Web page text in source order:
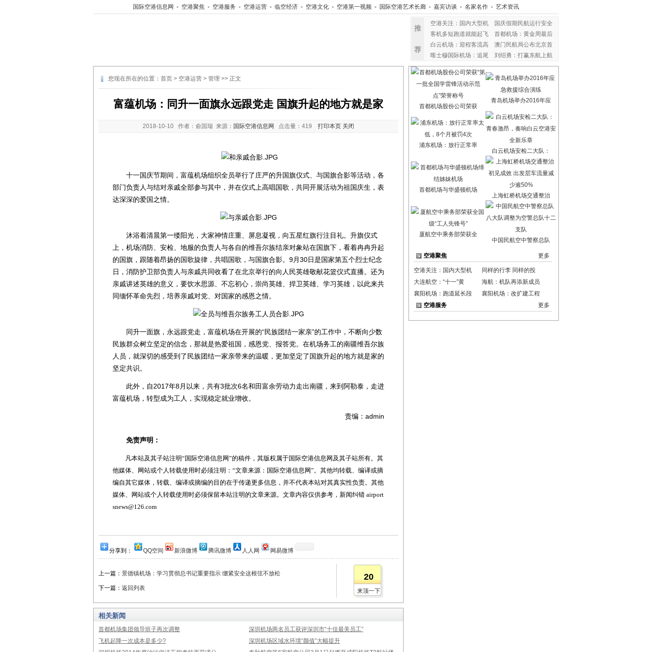
国际空港信息网 - 空港聚焦 - 空港服务 - 空港运营 - 临空经济 - 空港文化 - 空港第一视频 - 国际空港艺术长廊 - 嘉宾访谈 - 名家名作 - 艺术资讯
推
荐
空港关注：国内大型机
国庆假期民航运行安全
客机多短跑道就能起飞
首都机场：黄金周最后
白云机场：迎程客流高
澳门民航局公布北京首
喀士穆国际机场：追尾
刘绍勇：打赢东航上航
您现在所在的位置： 首页 > 空港运营 > 管理 >> 正文
富蕴机场：同升一面旗永远跟党走 国旗升起的地方就是家
2018-10-10 作者：俞国瑞 来源： 国际空港信息网 点击量： 419 打印本页 关闭
十一国庆节期间，富蕴机场组织全员举行了庄严的升国旗仪式、与国旗合影等活动，各
部门负责人与结对亲戚全部参与其中，并在仪式上高唱国歌，共同开展活动为祖国庆生，表
达深深的爱国之情。
沐浴着清晨第一缕阳光，大家神情庄重、屏息凝视，向五星红旗行注目礼。升旗仪式
上，机场消防、安检、地服的负责人与各自的维吾尔族结亲对象站在国旗下，看着冉冉升起
的国旗，跟随着昂扬的国歌旋律，共唱国歌，与国旗合影。9月30日是国家第五个烈士纪念
日，消防护卫部负责人与亲戚共同收看了在北京举行的向人民英雄敬献花篮仪式直播。还为
亲戚讲述英雄的意义，要饮水思源、不忘初心，崇尚英雄、捍卫英雄、学习英雄，以此来共
同缅怀革命先烈，培养亲戚对党、对国家的感恩之情。
同升一面旗，永远跟党走，富蕴机场在开展的“民族团结一家亲”的工作中，不断向少数
民族群众树立坚定的信念，那就是热爱祖国，感恩党、报答党。在机场务工的南疆维吾尔族
人员，就深切的感受到了民族团结一家亲带来的温暖，更加坚定了国旗升起的地方就是家的
坚定共识。
此外，自2017年8月以来，共有3批次6名和田富余劳动力走出南疆，来到阿勒泰，走进
富蕴机场，转型成为工人，实现稳定就业增收。
责编：admin
免责声明：
凡本站及其子站注明“国际空港信息网”的稿件，其版权属于国际空港信息网及其子站所有。其
他媒体、网站或个人转载使用时必须注明：“文章来源：国际空港信息网”。其他均转载、编译或摘
编自其它媒体，转载、编译或摘编的目的在于传递更多信息，并不代表本站对其真实性负责。其他
媒体、网站或个人转载使用时必须保留本站注明的文章来源。文章内容仅供参考，新闻纠错 airport
snews@126.com
分享到： QQ空间 新浪微博 腾讯微博 人人网 网易微博
上一篇： 景德镇机场：学习贯彻总书记重要指示 绷紧安全这根弦不放松
下一篇： 返回列表
20
来顶一下
相关新闻
首都机场集团领导班子再次调整
深圳机场两名员工获评深圳市“十佳最美员工”
飞机起降一次成本是多少?
深圳机场区域水环境“颜值”大幅提升
首都机场股份公司荣获
青岛机场举办2016年应
浦东机场：放行正常率
白云机场安检二大队：
首都机场与华盛顿机场
上海虹桥机场交通整治
厦航空中乘务部荣获全
中国民航空中警察总队
空港聚焦 更多
空港关注：国内大型机
同样的行李 同样的投
大连航空：“十一”黄
海航：机队再添新成员
襄阳机场：跑道延长段
襄阳机场：改扩建工程
空港服务
更多